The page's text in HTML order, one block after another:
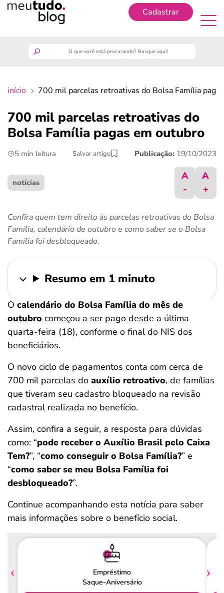
Cadastrar
finanças
benefícios
crédito fácil
ferramentas
início 700 mil parcelas retroativas do Bolsa Família
700 mil parcelas retroativas do
Bolsa Família pagas em outubro
5 min leitura Salvar artigo Publicação: 19/10/2023
notícias
A
-
A
+
Confira quem tem direito às parcelas retroativas do Bolsa
Família, calendário de outubro e como saber se o Bolsa
Família foi desbloqueado.
Resumo em 1 minuto
O calendário do Bolsa Família do mês de
outubro começou a ser pago desde a última
quarta-feira (18), conforme o final do NIS dos
beneficiários.
O novo ciclo de pagamentos conta com cerca de
700 mil parcelas do auxílio retroativo, de famílias
que tiveram seu cadastro bloqueado na revisão
cadastral realizada no benefício.
Assim, confira a seguir, a resposta para dúvidas
como: “pode receber o Auxílio Brasil pelo Caixa
Tem?”, “como conseguir o Bolsa Família?” e
“como saber se meu Bolsa Família foi
desbloqueado?”.
Continue acompanhando esta notícia para saber
mais informações sobre o benefício social.
Empréstimo
Saque-Aniversário